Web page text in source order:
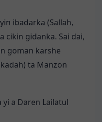
ibadarka (Sallah,
cikin gidanka. Sai dai,
goman karshe
ta Manzon
yi a Daren Lailatul